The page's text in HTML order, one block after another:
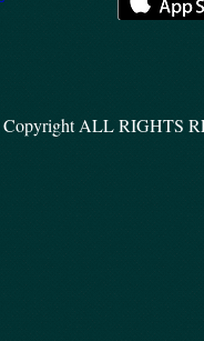
Copyright ALL RIGHTS